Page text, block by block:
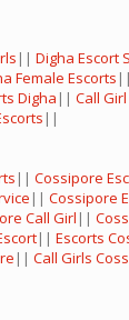
|| Digha Escort
Female Escorts ||
Digha || Call
||
|| Cossipore
|| Cossipore
Call Girl ||
|| Escorts
|| Call Girls